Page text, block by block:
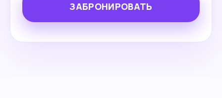
ЗАБРОНИРОВАТЬ